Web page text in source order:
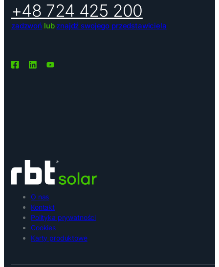
+48 724 425 200
zadzwoń lub znajdź swojego przedstawiciela
O nas
Kontakt
Polityka prywatności
Cookies
Karty produktowe